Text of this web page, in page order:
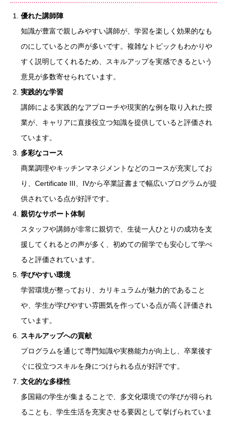
優れた講師陣
知識が豊富で親しみやすい講師が、学習を楽しく効果的なも
のにしているとの声が多いです。複雑なトピックもわかりや
すく説明してくれるため、スキルアップを実感できるという
意見が多数寄せられています。
実践的な学習
講師による実践的なアプローチや現実的な例を取り入れた授
業が、キャリアに直接役立つ知識を提供していると評価され
ています。
多彩なコース
商業調理やキッチンマネジメントなどのコースが充実してお
り、Certificate III、IVから卒業証書まで幅広いプログラムが提
供されている点が好評です。
親切なサポート体制
スタッフや講師が非常に親切で、生徒一人ひとりの成功を支
援してくれるとの声が多く、初めての留学でも安心して学べ
ると評価されています。
学びやすい環境
学習環境が整っており、カリキュラムが魅力的であること
や、学生が学びやすい雰囲気を作っている点が高く評価され
ています。
スキルアップへの貢献
プログラムを通じて専門知識や実務能力が向上し、卒業後す
ぐに役立つスキルを身につけられる点が好評です。
文化的な多様性
多国籍の学生が集まることで、多文化環境での学びが得られ
ることも、学生生活を充実させる要因として挙げられていま